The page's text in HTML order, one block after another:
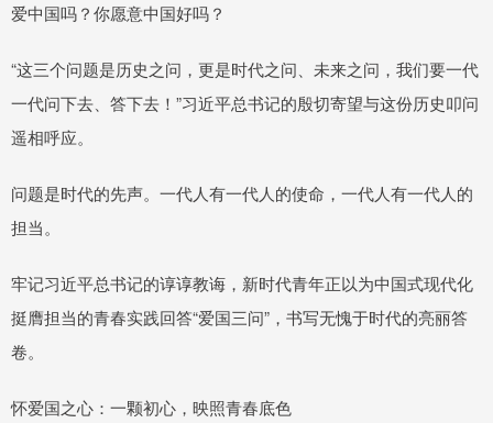
爱中国吗？你愿意中国好吗？
“这三个问题是历史之问，更是时代之问、未来之问，我们要一代
一代问下去、答下去！”习近平总书记的殷切寄望与这份历史叩问
遥相呼应。
问题是时代的先声。一代人有一代人的使命，一代人有一代人的
担当。
牢记习近平总书记的谆谆教诲，新时代青年正以为中国式现代化
挺膺担当的青春实践回答“爱国三问”，书写无愧于时代的亮丽答
卷。
怀爱国之心：一颗初心，映照青春底色